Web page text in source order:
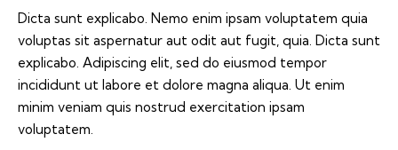
Dicta sunt explicabo. Nemo enim ipsam voluptatem quia
voluptas sit aspernatur aut odit aut fugit, quia. Dicta sunt
explicabo. Adipiscing elit, sed do eiusmod tempor
incididunt ut labore et dolore magna aliqua. Ut enim
minim veniam quis nostrud exercitation ipsam
voluptatem.